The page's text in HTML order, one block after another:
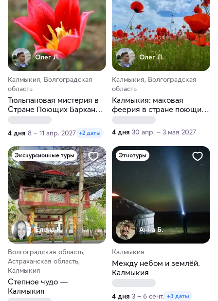
Олег Л.
Калмыкия, Волгоградская
область
Тюльпановая мистерия в
Стране Поющих Барханов.
Невероятная Калмыкия с
полей
4 дня 8 – 11 апр. 2027 +2 даты
Олег Л.
Калмыкия, Волгоградская
область
Калмыкия: маковая
феерия в стране поющих
барханов
4 дня 30 апр. – 3 мая 2027
Экскурсионные туры
Елена К.
Волгоградская область,
Астраханская область,
Калмыкия
Степное чудо —
Калмыкия
Этнотуры
Анна Б.
Калмыкия
Между небом и землёй.
Калмыкия
4 дня 3 – 6 сент. +3 даты